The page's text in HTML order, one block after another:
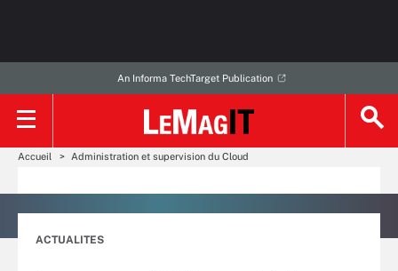
An Informa TechTarget Publication
Accueil Administration et supervision du Cloud
ACTUALITES